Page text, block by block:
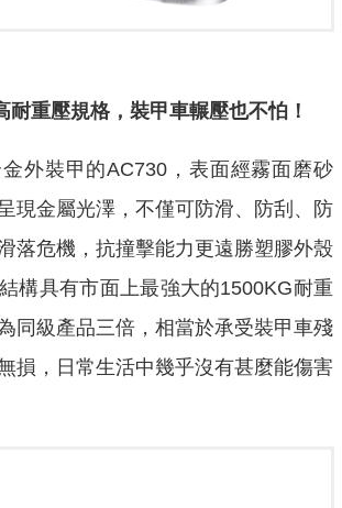
耐重壓規格，裝甲車輾壓也不怕！
外裝甲的AC730，表面經霧面磨砂
現金屬光澤，不僅可防滑、防刮、防
落危機，抗撞擊能力更遠勝塑膠外殼
構具有市面上最強大的1500KG耐重
同級產品三倍，相當於承受裝甲車殘
損，日常生活中幾乎沒有甚麼能傷害